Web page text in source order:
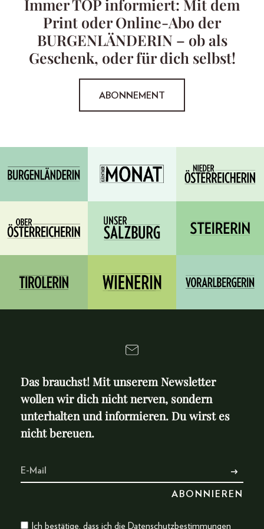
Immer TOP informiert: Mit dem
Print oder Online-Abo der
BURGENLÄNDERIN – ob als
Geschenk, oder für dich selbst!
ABONNEMENT
Das brauchst! Mit unserem Newsletter
wollen wir dich nicht nerven, sondern
unterhalten und informieren. Du wirst es
nicht bereuen.
Ich bestätige, dass ich die Datenschutzbestimmungen